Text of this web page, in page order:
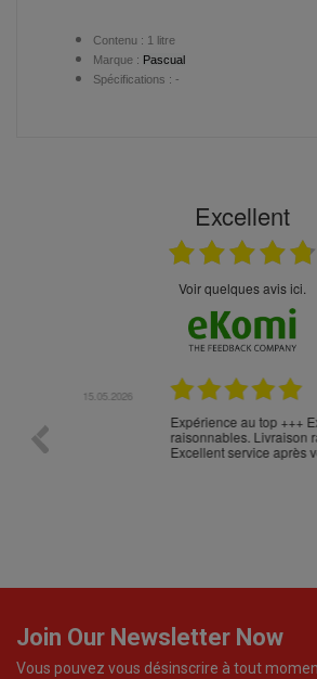
Contenu : 1 litre
Marque : Pascual
Spécifications : -
Excellent
Voir quelques avis ici.
Expérience au top +++ Excellents
raisonnables. Livraison rapide et très,
Excellent service après vente. Tout est
Join Our Newsletter Now
Vous pouvez vous désinscrire à tout